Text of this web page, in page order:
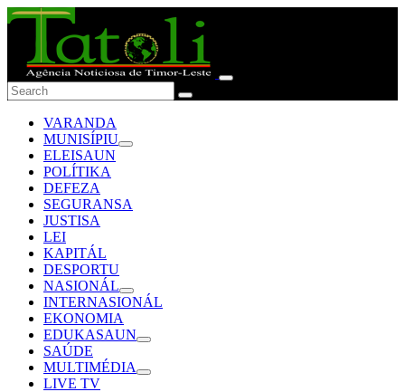
VARANDA
MUNISÍPIU
ELEISAUN
POLÍTIKA
DEFEZA
SEGURANSA
JUSTISA
LEI
KAPITÁL
DESPORTU
NASIONÁL
INTERNASIONÁL
EKONOMIA
EDUKASAUN
SAÚDE
MULTIMÉDIA
LIVE TV